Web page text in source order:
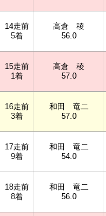
14走前
5着
高倉 稜
56.0
15走前
1着
高倉 稜
57.0
16走前
3着
和田 竜二
57.0
17走前
9着
和田 竜二
54.0
18走前
8着
和田 竜二
56.0